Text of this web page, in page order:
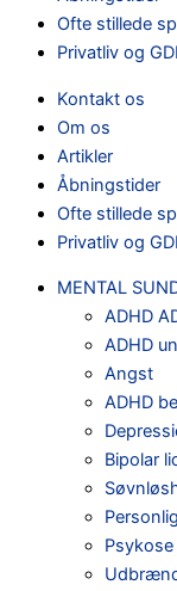
Ofte stillede
Privatliv og
Kontakt os
Om os
Artikler
Åbningstider
Ofte stillede
Privatliv og
MENTAL
ADHD
ADHD
Angst
ADHD
Bipolar